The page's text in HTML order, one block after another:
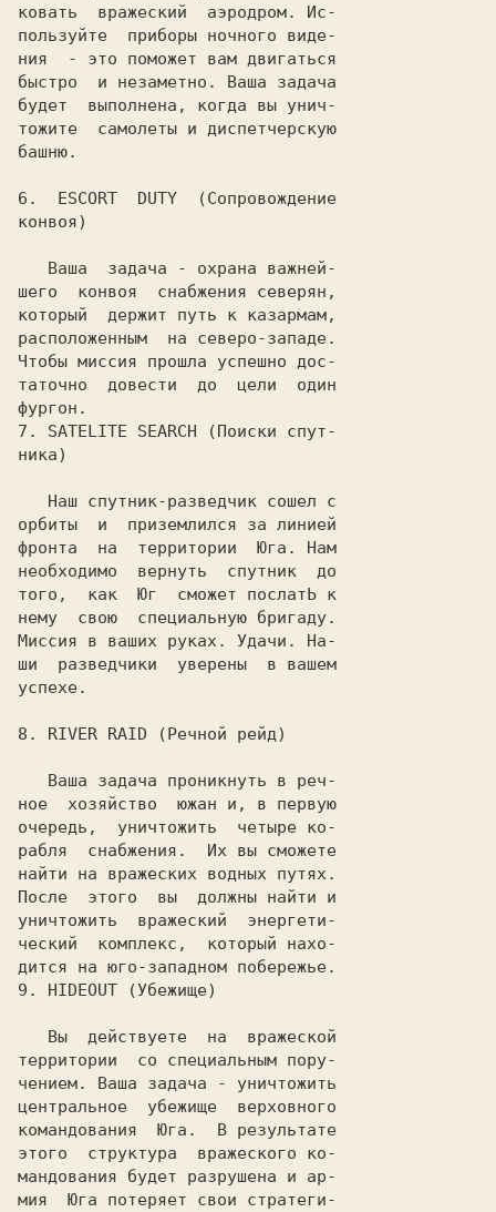
ковать  вражеский  аэродром. Ис-
пользуйте  приборы ночного виде-
ния  - это поможет вам двигаться
быстро  и незаметно. Ваша задача
будет  выполнена, когда вы унич-
тожите  самолеты и диспетчерскую
башню.
6.
  ESCORT  DUTY
(Сопровождение
конвоя)
шего  конвоя  снабжения северян,
который  держит путь к казармам,
расположенным  на северо-западе.
Чтобы миссия прошла успешно дос-
таточно  довести  до  цели  один
фургон.
7.
SATELITE SEARCH (Поиски спут-
ника)
орбиты  и  приземлился за линией
фронта  на  территории  Юга. Нам
необходимо  вернуть  спутник  до
того,  как  Юг  сможет послатЬ к
нему  свою  специальную бригаду.
Миссия в ваших руках. Удачи. На-
ши  разведчики  уверены  в вашем
успехе.
8. RIVER RAID (Речной рейд)
ное  хозяйство  южан и, в первую
очередь,  уничтожить  четыре ко-
рабля  снабжения.  Их вы сможете
найти на вражеских водных путях.
После  этого  вы  должны найти и
уничтожить  вражеский  энергети-
ческий  комплекс,  который нахо-
дится на юго-западном побережье.
9.
HIDEOUT (Убежище)
территории  со специальным пору-
чением. Ваша задача - уничтожить
центральное  убежище  верховного
командования  Юга.  В результате
этого  структура  вражеского ко-
мандования будет разрушена и ар-
мия  Юга потеряет свои стратеги-